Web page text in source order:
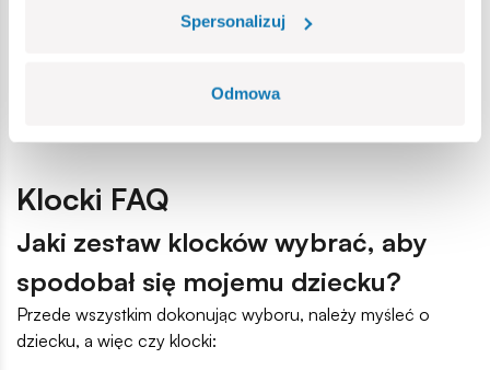
Spersonalizuj
Odmowa
gry liczącej ponad 200 okrętów floty wojennej wybrane
Klocki FAQ
Jaki zestaw klocków wybrać, aby
spodobał się mojemu dziecku?
Przede wszystkim dokonując wyboru, należy myśleć o
dziecku, a więc czy klocki: